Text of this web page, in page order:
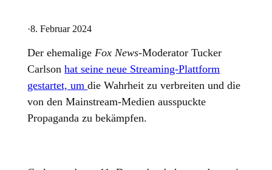
·8. Februar 2024
Der ehemaligeFox News-Moderator Tucker
Carlsonhat seine neue Streaming-Plattform
gestartet, umdie Wahrheit zu verbreiten und die
von den Mainstream-Medien ausspuckte
Propaganda zu bekämpfen.